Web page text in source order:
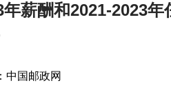
薪酬和2021-2023年
中国邮政网